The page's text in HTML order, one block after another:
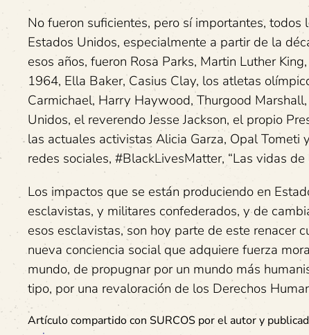
No fueron suficientes, pero sí importantes,
Estados Unidos, especialmente a partir de la
esos años, fueron Rosa Parks, Martin Luther
1964, Ella Baker, Casius Clay, los atletas
Carmichael, Harry Haywood, Thurgood
Unidos, el reverendo Jesse Jackson, el propio
las actuales activistas Alicia Garza, Opal
redes sociales, #BlackLivesMatter, “Las vidas
Los impactos que se están produciendo en
esclavistas, y militares confederados, y de
esos esclavistas, son hoy parte de este renacer
nueva conciencia social que adquiere fuerza
mundo, de propugnar por un mundo más
tipo, por una revaloración de los Derechos
Artículo compartido con SURCOS por el autor y